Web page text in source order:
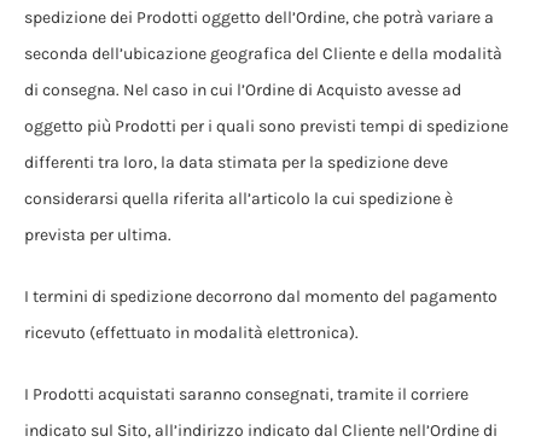
spedizione dei Prodotti oggetto dell’Ordine, che potrà variare a
seconda dell’ubicazione geografica del Cliente e della modalità
di consegna. Nel caso in cui l’Ordine di Acquisto avesse ad
oggetto più Prodotti per i quali sono previsti tempi di spedizione
differenti tra loro, la data stimata per la spedizione deve
considerarsi quella riferita all’articolo la cui spedizione è
prevista per ultima.
I termini di spedizione decorrono dal momento del pagamento
ricevuto (effettuato in modalità elettronica).
I Prodotti acquistati saranno consegnati, tramite il corriere
indicato sul Sito, all’indirizzo indicato dal Cliente nell’Ordine di